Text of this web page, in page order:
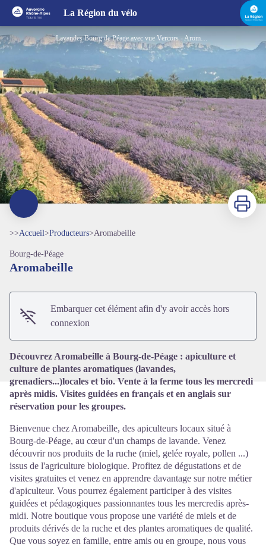
La Région du vélo
Lavandes Bourg de Péage avec vue Vercors - Aromabeille
Imprimer
>>Accueil>Producteurs>Aromabeille
Bourg-de-Péage
Aromabeille
Embarquer cet élément afin d'y avoir accès hors
connexion
Découvrez Aromabeille à Bourg-de-Péage : apiculture et
culture de plantes aromatiques (lavandes,
grenadiers...)locales et bio. Vente à la ferme tous les mercredi
après midis. Visites guidées en français et en anglais sur
réservation pour les groupes.
Bienvenue chez Aromabeille, des apiculteurs locaux situé à
Bourg-de-Péage, au cœur d'un champs de lavande. Venez
découvrir nos produits de la ruche (miel, gelée royale, pollen ...)
issus de l'agriculture biologique. Profitez de dégustations et de
visites gratuites et venez en apprendre davantage sur notre métier
d'apiculteur. Vous pourrez également participer à des visites
guidées et pédagogiques passionnantes tous les mercredis après-
midi. Notre boutique vous propose une variété de miels et de
produits dérivés de la ruche et des plantes aromatiques de qualité.
Que vous soyez en famille, entre amis ou en groupe, nous vous